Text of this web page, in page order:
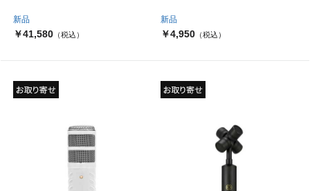
新品
￥41,580 （税込）
新品
￥4,950（税込）